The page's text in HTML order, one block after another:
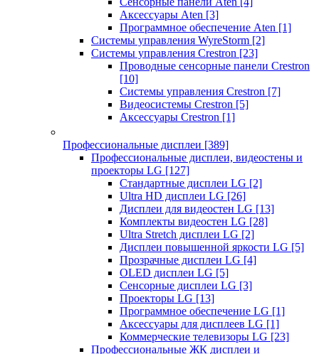
Аксессуары Aten [3]
Программное обеспечение Aten [1]
Системы управления WyreStorm [2]
Системы управления Crestron [23]
Проводные сенсорные панели Crestron
[10]
Системы управления Crestron [7]
Видеосистемы Crestron [5]
Аксессуары Crestron [1]
Профессиональные дисплеи [389]
Профессиональные дисплеи, видеостены и
проекторы LG [127]
Стандартные дисплеи LG [2]
Ultra HD дисплеи LG [26]
Дисплеи для видеостен LG [13]
Комплекты видеостен LG [28]
Ultra Stretch дисплеи LG [2]
Дисплеи повышенной яркости LG [5]
Прозрачные дисплеи LG [4]
OLED дисплеи LG [5]
Сенсорные дисплеи LG [3]
Проекторы LG [13]
Программное обеспечение LG [1]
Аксессуары для дисплеев LG [1]
Коммерческие телевизоры LG [23]
Профессиональные ЖК дисплеи и